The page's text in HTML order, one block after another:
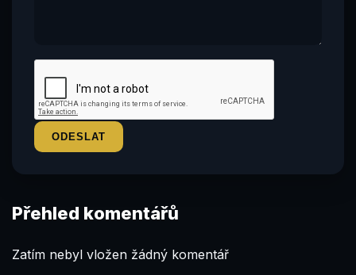
Přehled komentářů
Zatím nebyl vložen žádný komentář